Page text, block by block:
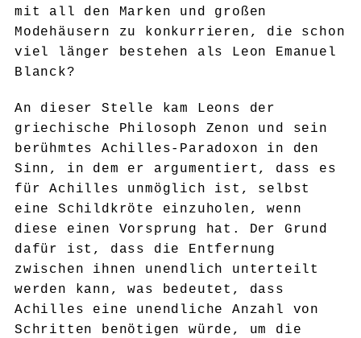
mit all den Marken und großen
Modehäusern zu konkurrieren, die schon
viel länger bestehen als Leon Emanuel
Blanck?
An dieser Stelle kam Leons der
griechische Philosoph Zenon und sein
berühmtes Achilles-Paradoxon in den
Sinn, in dem er argumentiert, dass es
für Achilles unmöglich ist, selbst
eine Schildkröte einzuholen, wenn
diese einen Vorsprung hat. Der Grund
dafür ist, dass die Entfernung
zwischen ihnen unendlich unterteilt
werden kann, was bedeutet, dass
Achilles eine unendliche Anzahl von
Schritten benötigen würde, um die